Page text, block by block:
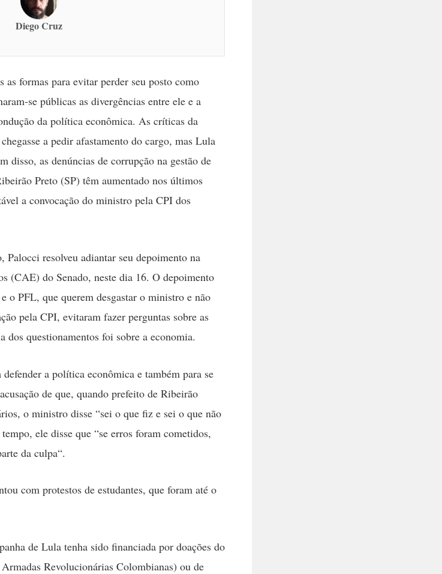
Diego Cruz
as formas para evitar perder seu posto como
se públicas as divergências entre ele e a
da política econômica. As críticas da
a pedir afastamento do cargo, mas Lula
disso, as denúncias de corrupção na gestão de
Preto (SP) têm aumentado nos últimos
a convocação do ministro pela CPI dos
Palocci resolveu adiantar seu depoimento na
(CAE) do Senado, neste dia 16. O depoimento
o PFL, que querem desgastar o ministro e não
pela CPI, evitaram fazer perguntas sobre as
dos questionamentos foi sobre a economia.
a política econômica e também para se
de que, quando prefeito de Ribeirão
o ministro disse “sei o que fiz e sei o que não
ele disse que “se erros foram cometidos,
da culpa“.
com protestos de estudantes, que foram até o
de Lula tenha sido financiada por doações do
Revolucionárias Colombianas) ou de